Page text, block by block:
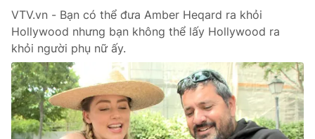
VTV.vn - Bạn có thể đưa Amber Heqard ra khỏi
Hollywood nhưng bạn không thể lấy Hollywood ra
khỏi người phụ nữ ấy.